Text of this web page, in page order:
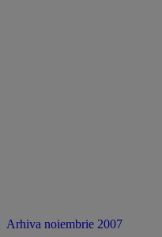
Arhiva noiembrie 2007